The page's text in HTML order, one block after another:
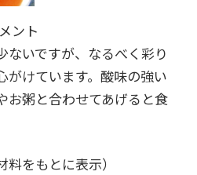
ント
ないですが、なるべく彩り
がけています。酸味の強い
お粥と合わせてあげると食
をもとに表示）